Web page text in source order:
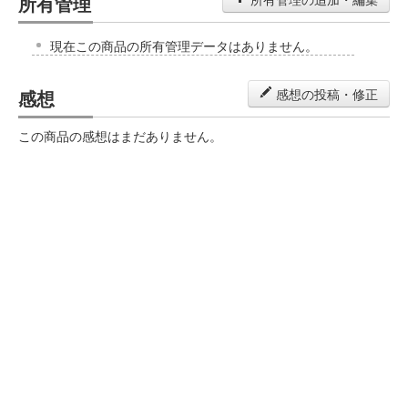
現在この商品の所有管理データはありません。
感想 感想の投稿・修正
この商品の感想はまだありません。